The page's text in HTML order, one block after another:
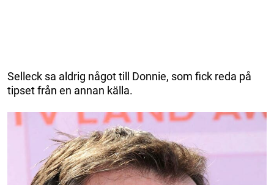
Selleck sa aldrig något till Donnie, som fick reda på
tipset från en annan källa.